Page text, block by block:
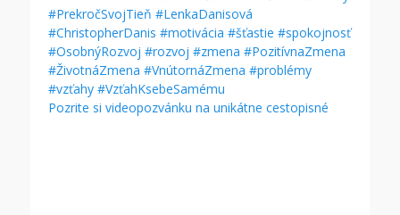
Pozrite si videopozvánku na unikátne cestopisné